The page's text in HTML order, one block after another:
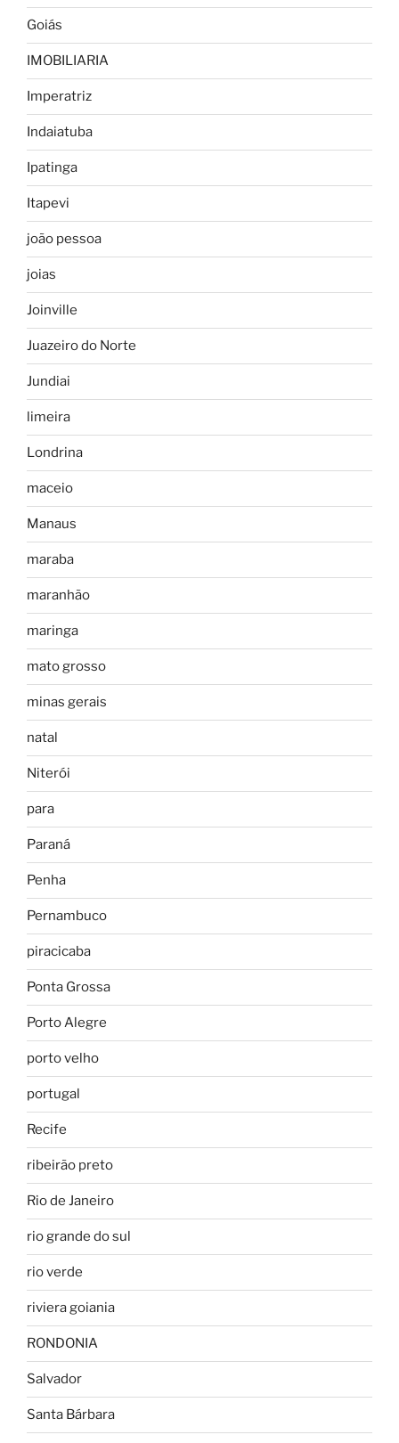
Goiás
IMOBILIARIA
Imperatriz
Indaiatuba
Ipatinga
Itapevi
joão pessoa
joias
Joinville
Juazeiro do Norte
Jundiai
limeira
Londrina
maceio
Manaus
maraba
maranhão
maringa
mato grosso
minas gerais
natal
Niterói
para
Paraná
Penha
Pernambuco
piracicaba
Ponta Grossa
Porto Alegre
porto velho
portugal
Recife
ribeirão preto
Rio de Janeiro
rio grande do sul
rio verde
riviera goiania
RONDONIA
Salvador
Santa Bárbara